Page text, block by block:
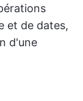
et de dates,
d'une